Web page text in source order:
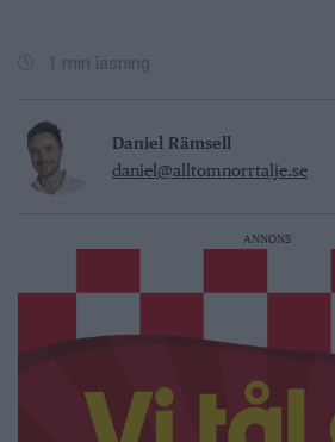
1 min läsning
Daniel Rämsell
daniel@alltomnorrtalje.se
ANNONS